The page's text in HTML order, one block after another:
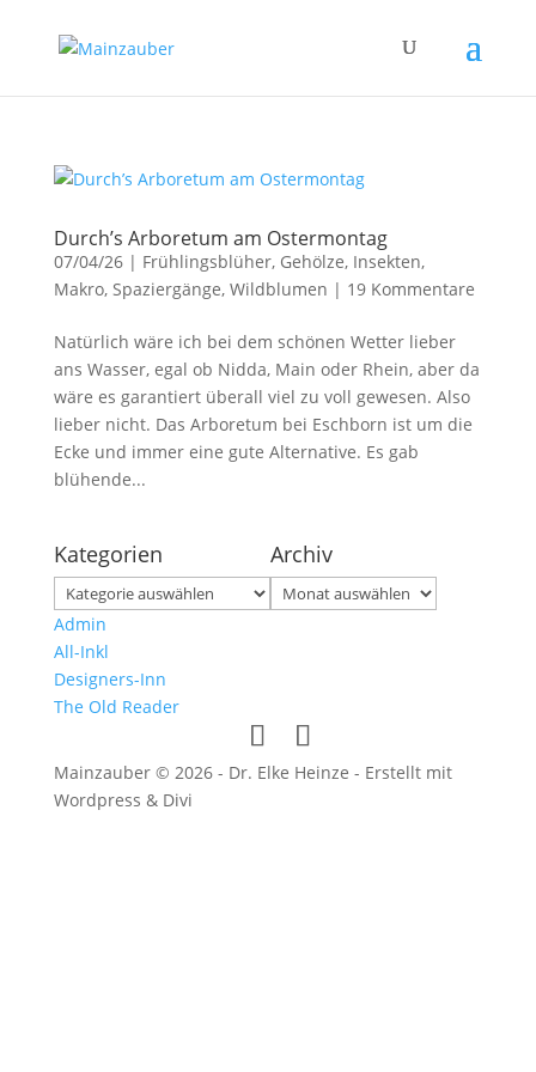
Durch’s Arboretum am Ostermontag
07/04/26| Frühlingsblüher, Gehölze, Insekten,
Makro, Spaziergänge, Wildblumen | 19 Kommentare
Natürlich wäre ich bei dem schönen Wetter lieber
ans Wasser, egal ob Nidda, Main oder Rhein, aber da
wäre es garantiert überall viel zu voll gewesen. Also
lieber nicht. Das Arboretum bei Eschborn ist um die
Ecke und immer eine gute Alternative. Es gab
blühende...
Kategorien
Kategorien
Archiv
Archiv
Admin
All-Inkl
Designers-Inn
The Old Reader
Mainzauber © 2026 - Dr. Elke Heinze - Erstellt mit
Wordpress & Divi